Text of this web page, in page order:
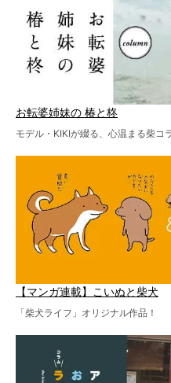
お転婆姉妹の 椿と柊
モデル・KIKIが綴る、心温まる柴コ
【マンガ連載】こいぬと柴犬
「柴犬ライフ」オリジナル作品！